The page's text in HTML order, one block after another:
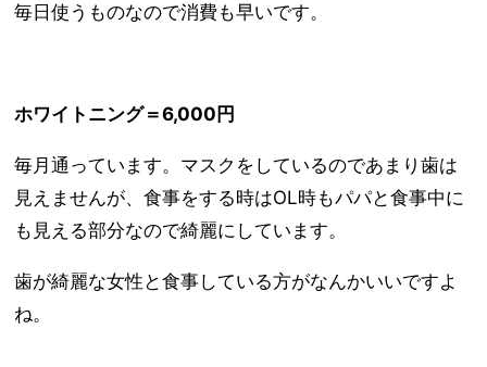
毎日使うものなので消費も早いです。
ホワイトニング＝6,000円
毎月通っています。マスクをしているのであまり歯は
見えませんが、食事をする時はOL時もパパと食事中に
も見える部分なので綺麗にしています。
歯が綺麗な女性と食事している方がなんかいいですよ
ね。